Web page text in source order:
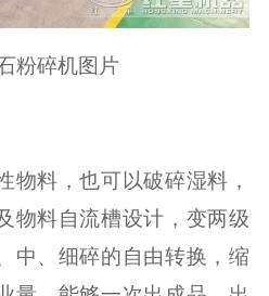
粉碎机图片
物料，也可以破碎湿料，
物料自流槽设计，变两级
中、细碎的自由转换，缩